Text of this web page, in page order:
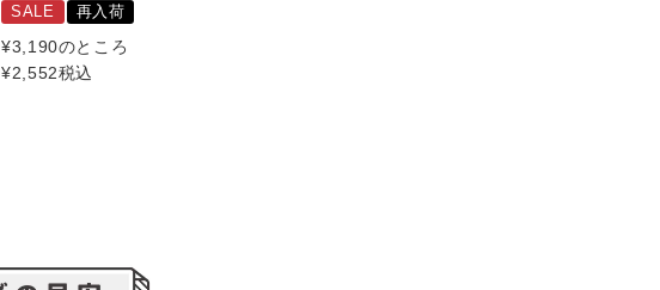
SALE
再入荷
¥3,190のところ
¥2,552税込